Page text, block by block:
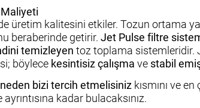
üretim kalitesini etkiler. Tozun ortama
beraberinde getirir. Jet Pulse filtre
temizleyen toz toplama sistemleridir.
böylece kesintisiz çalışma ve stabil
neden bizi tercih etmelisinizkısmını ve
kadar bulacaksınız.